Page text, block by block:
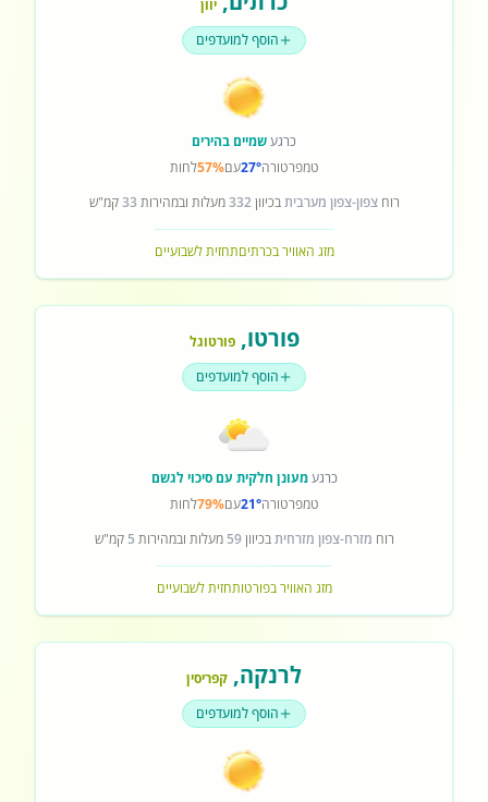
יוון
הוסף למועדפים
כרגעשמיים בהירים
טמפרטורה27°עם57%לחות
רוחצפון-צפון מערביתבכיוון332מעלות ובמהירות 33קמ"ש
מזג האוויר בכרתיםתחזית לשבועיים
פורטו,פורטוגל
הוסף למועדפים
כרגעמעונן חלקית עם סיכוי לגשם
טמפרטורה21°עם79%לחות
רוח מזרח-צפון מזרחיתבכיוון59 מעלות ובמהירות 5 קמ"ש
מזג האוויר בפורטותחזית לשבועיים
לרנקה, קפריסין
הוסף למועדפים